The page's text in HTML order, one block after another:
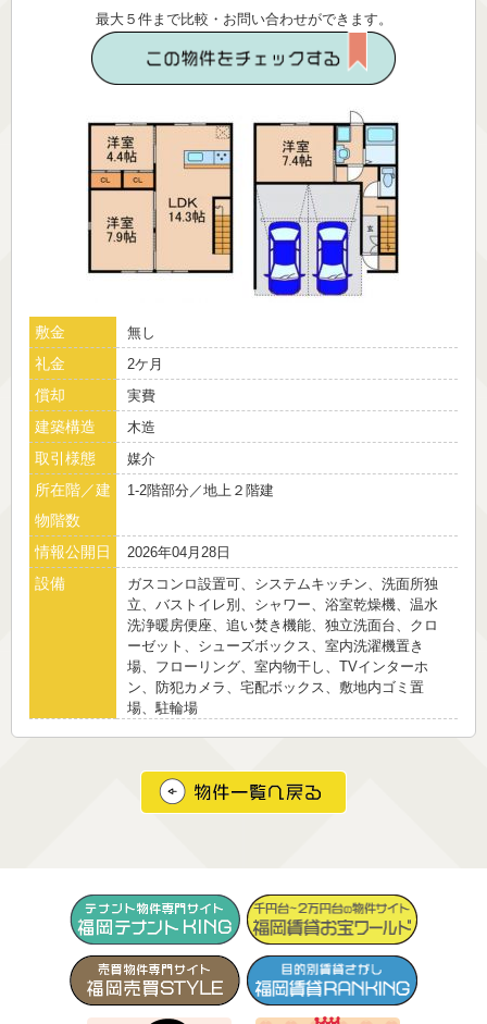
最大５件まで比較・お問い合わせができます。
敷金 無し
礼金 2ケ月
償却 実費
建築構造 木造
取引様態 媒介
所在階／建
物階数
1-2階部分／地上２階建
情報公開日 2026年04月28日
設備
ガスコンロ設置可、システムキッチン、洗面所独
立、バストイレ別、シャワー、浴室乾燥機、温水
洗浄暖房便座、追い焚き機能、独立洗面台、クロ
ーゼット、シューズボックス、室内洗濯機置き
場、フローリング、室内物干し、TVインターホ
ン、防犯カメラ、宅配ボックス、敷地内ゴミ置
場、駐輪場